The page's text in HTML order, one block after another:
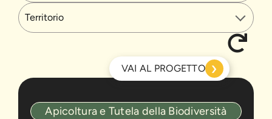
Apicoltura e Tutela della Biodiversità
per
VAI AL PROGETTO ›